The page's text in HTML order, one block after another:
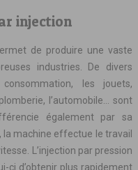
injection
de produire une vaste
industries. De divers
les jouets,
l’automobile… sont
également par sa
machine effectue le travail
L’injection par pression
ci d’obtenir plus rapidement